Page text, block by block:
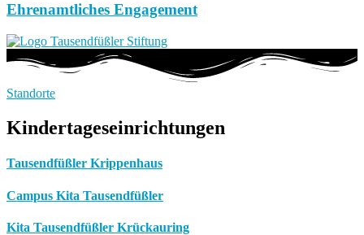
Ehrenamtliches Engagement
Standorte
Kindertageseinrichtungen
Tausendfüßler Krippenhaus
Campus Kita Tausendfüßler
Kita Tausendfüßler Krückauring